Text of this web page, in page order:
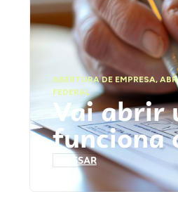
ABERTURA DE EMPRESA,
FEDERAL
Vai abrir
funciona
ACESSAR